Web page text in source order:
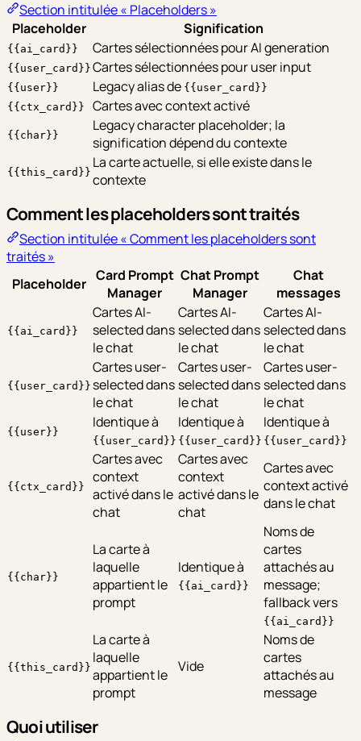
Section intitulée « Placeholders »
Placeholder
Signification
{{ai_card}} Cartes sélectionnées pour AI generation
{{user_card}} Cartes sélectionnées pour user input
{{user}} Legacy alias de {{user_card}}
{{ctx_card}}
Cartes avec context activé
{{char}}
Legacy character placeholder; la
signification dépend du contexte
{{this_card}}
La carte actuelle, si elle existe dans le
contexte
Comment les placeholders sont traités
Section intitulée « Comment les placeholders sont
traités »
Placeholder Card Prompt
Manager
Chat Prompt
Manager
Chat
messages
{{ai_card}}
Cartes AI-
selected dans
le chat
Cartes AI-
selected dans
le chat
Cartes AI-
selected dans
le chat
{{user_card}}
Cartes user-
selected dans
le chat
Cartes user-
selected dans
le chat
Cartes user-
selected dans
le chat
{{user}}
Identique à
{{user_card}}
Identique à
{{user_card}}
Identique à
{{user_card}}
{{ctx_card}}
Cartes avec
context
activé dans le
chat
Cartes avec
context
activé dans le
chat
Cartes avec
context activé
dans le chat
{{char}}
La carte à
laquelle
appartient le
prompt
Identique à
{{ai_card}}
Noms de
cartes
attachés au
message;
fallback vers
{{ai_card}}
{{this_card}}
La carte à
laquelle
appartient le
prompt
Vide
Noms de
cartes
attachés au
message
Quoi utiliser